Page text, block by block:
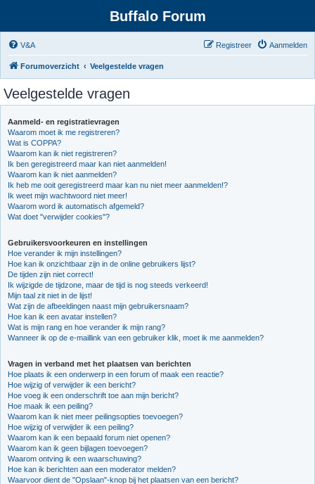
Buffalo Forum
V&A Aanmelden
Registreer
Forumoverzicht Veelgestelde vragen
Veelgestelde vragen
Aanmeld- en registratievragen
Waarom moet ik me registreren?
Wat is COPPA?
Waarom kan ik niet registreren?
Ik ben geregistreerd maar kan niet aanmelden!
Waarom kan ik niet aanmelden?
Ik heb me ooit geregistreerd maar kan nu niet meer aanmelden!?
Ik weet mijn wachtwoord niet meer!
Waarom word ik automatisch afgemeld?
Wat doet "verwijder cookies"?
Gebruikersvoorkeuren en instellingen
Hoe verander ik mijn instellingen?
Hoe kan ik onzichtbaar zijn in de online gebruikers lijst?
De tijden zijn niet correct!
Ik wijzigde de tijdzone, maar de tijd is nog steeds verkeerd!
Mijn taal zit niet in de lijst!
Wat zijn de afbeeldingen naast mijn gebruikersnaam?
Hoe kan ik een avatar instellen?
Wat is mijn rang en hoe verander ik mijn rang?
Wanneer ik op de e-maillink van een gebruiker klik, moet ik me aanmelden?
Vragen in verband met het plaatsen van berichten
Hoe plaats ik een onderwerp in een forum of maak een reactie?
Hoe wijzig of verwijder ik een bericht?
Hoe voeg ik een onderschrift toe aan mijn bericht?
Hoe maak ik een peiling?
Waarom kan ik niet meer peilingsopties toevoegen?
Hoe wijzig of verwijder ik een peiling?
Waarom kan ik een bepaald forum niet openen?
Waarom kan ik geen bijlagen toevoegen?
Waarom ontving ik een waarschuwing?
Hoe kan ik berichten aan een moderator melden?
Waarvoor dient de "Opslaan"-knop bij het plaatsen van een bericht?